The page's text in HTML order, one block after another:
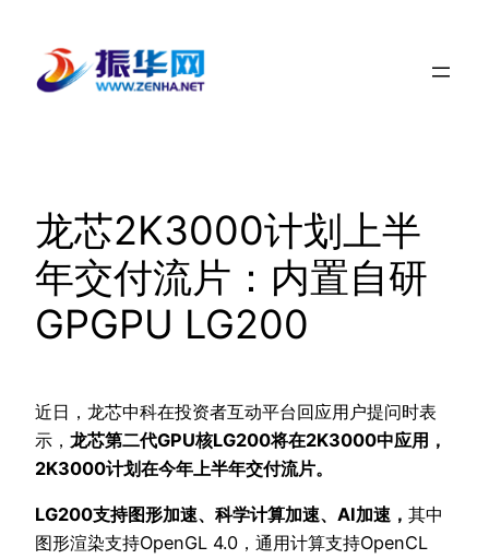
龙芯2K3000计划上半
年交付流片：内置自研
GPGPU LG200
近日，龙芯中科在投资者互动平台回应用户提问时表
示， 龙芯第二代GPU核LG200将在2K3000中应用，
2K3000计划在今年上半年交付流片。
LG200支持图形加速、科学计算加速、AI加速， 其中
图形渲染支持OpenGL 4.0，通用计算支持OpenCL